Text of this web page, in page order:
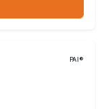
PAI®